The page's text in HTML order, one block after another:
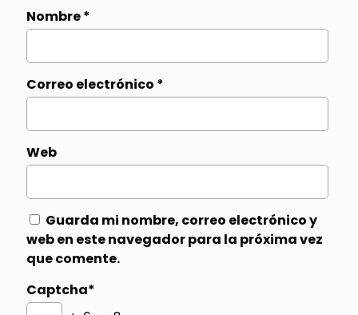
Nombre*
Correo electrónico *
Web
Guarda mi nombre, correo electrónico y
web en este navegador para la próxima vez
que comente.
Captcha*